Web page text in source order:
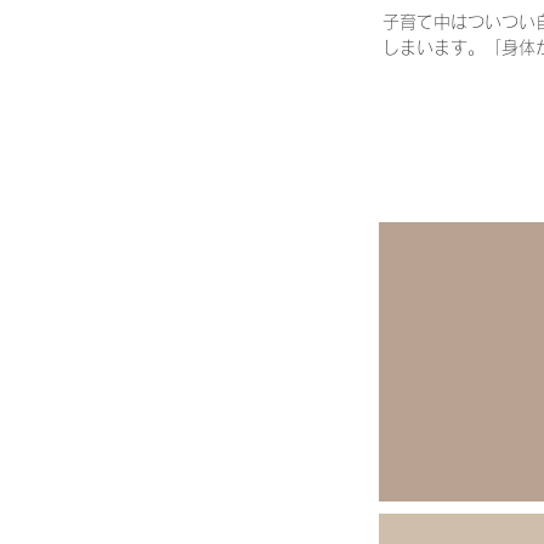
子育て中はついつい
しまいます。「身